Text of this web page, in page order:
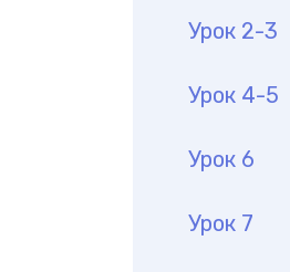
Урок 2-3
Урок 4-5
Урок 6
Урок 7